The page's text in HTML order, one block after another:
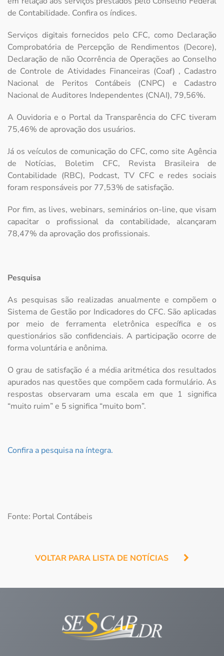
de Contabilidade. Confira os índices.
Serviços digitais fornecidos pelo CFC, como Declaração
Comprobatória de Percepção de Rendimentos (Decore),
Declaração de não Ocorrência de Operações ao Conselho
de Controle de Atividades Financeiras (Coaf) , Cadastro
Nacional de Peritos Contábeis (CNPC) e Cadastro
Nacional de Auditores Independentes (CNAI), 79,56%.
A Ouvidoria e o Portal da Transparência do CFC tiveram
75,46% de aprovação dos usuários.
Já os veículos de comunicação do CFC, como site Agência
de Notícias, Boletim CFC, Revista Brasileira de
Contabilidade (RBC), Podcast, TV CFC e redes sociais
foram responsáveis por 77,53% de satisfação.
Por fim, as lives, webinars, seminários on-line, que visam
capacitar o profissional da contabilidade, alcançaram
78,47% da aprovação dos profissionais.
Pesquisa
As pesquisas são realizadas anualmente e compõem o
Sistema de Gestão por Indicadores do CFC. São aplicadas
por meio de ferramenta eletrônica específica e os
questionários são confidenciais. A participação ocorre de
forma voluntária e anônima.
O grau de satisfação é a média aritmética dos resultados
apurados nas questões que compõem cada formulário. As
respostas observaram uma escala em que 1 significa
“muito ruim” e 5 significa “muito bom”.
Confira a pesquisa na íntegra.
Fonte: Portal Contábeis
VOLTAR PARA LISTA DE NOTÍCIAS